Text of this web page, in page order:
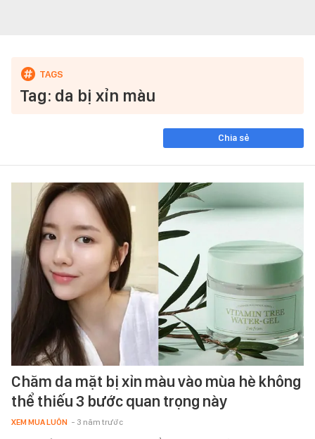
Tag: da bị xỉn màu
Chia sẻ
Chăm da mặt bị xỉn màu vào mùa hè không
thể thiếu 3 bước quan trọng này
XEM MUA LUÔN - 3 năm trước